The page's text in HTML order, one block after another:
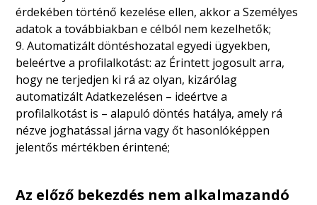
érdekében történő kezelése ellen, akkor a Személyes
adatok a továbbiakban e célból nem kezelhetők;
9. Automatizált döntéshozatal egyedi ügyekben,
beleértve a profilalkotást: az Érintett jogosult arra,
hogy ne terjedjen ki rá az olyan, kizárólag
automatizált Adatkezelésen – ideértve a
profilalkotást is – alapuló döntés hatálya, amely rá
nézve joghatással járna vagy őt hasonlóképpen
jelentős mértékben érintené;
Az előző bekezdés nem alkalmazandó